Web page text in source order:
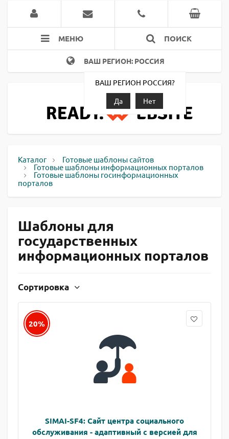
МЕНЮ ПОИСК
ВАШ РЕГИОН: РОССИЯ
ВАШ РЕГИОН РОССИЯ?
Да
Нет
Каталог Готовые шаблоны сайтов
Готовые шаблоны информационных порталов
Готовые шаблоны госинформационных
порталов
Шаблоны для
государственных
информационных порталов
Сортировка
20%
SIMAI-SF4: Сайт центра социального
обслуживания - адаптивный с версией для